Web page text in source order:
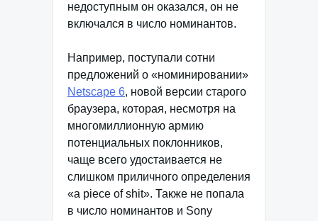
недоступным он оказался, он не
включался в число номинантов.
Например, поступали сотни
предложений о «номинировании»
Netscape 6, новой версии старого
браузера, которая, несмотря на
многомиллионную армию
потенциальных поклонников,
чаще всего удостаивается не
слишком приличного определения
«a piece of shit». Также не попала
в число номинантов и Sony